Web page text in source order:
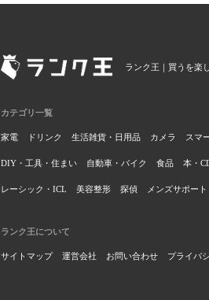
ランク王｜買うを楽
カテゴリ一覧
家電 ドリンク 生活雑貨・日用品 カメラ スマ
DIY・工具・住まい 自動車・バイク 食品 本・
レーシック・ICL 美容整形 探偵 メンズサポート
ランク王について
サイトマップ 運営会社 お問い合わせ プライバ